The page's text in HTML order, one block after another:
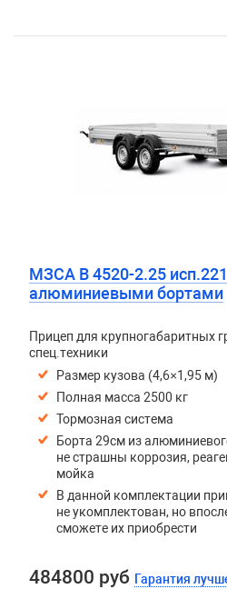
МЗСА B 4520-2.25
алюминиевыми бортами
Прицеп для крупногабаритных
спец.техники
Размер кузова (4,6×1,95 м)
Полная масса 2500 кг
Тормозная система
Борта 29см из
не страшны коррозия,
мойка
В данной комплектации
не укомплектован, но
сможете их приобрести
484800 руб Гарантия